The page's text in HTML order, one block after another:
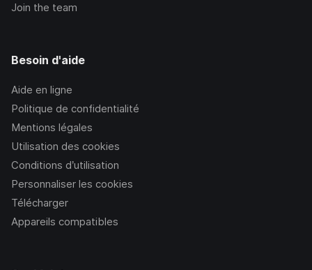
Join the team
Besoin d'aide
Aide en ligne
Politique de confidentialité
Mentions légales
Utilisation des cookies
Conditions d’utilisation
Personnaliser les cookies
Télécharger
Appareils compatibles